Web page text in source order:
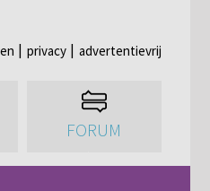
privacy advertentievrij
FORUM